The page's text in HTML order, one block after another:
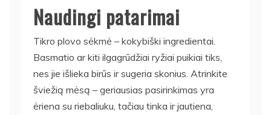
Naudingi patarimai
Tikro plovo sėkmė – kokybiški ingredientai.
Basmatio ar kiti ilgagrūdžiai ryžiai puikiai tiks,
nes jie išlieka birūs ir sugeria skonius. Atrinkite
šviežią mėsą – geriausias pasirinkimas yra
ėriena su riebaliuku, tačiau tinka ir jautiena,